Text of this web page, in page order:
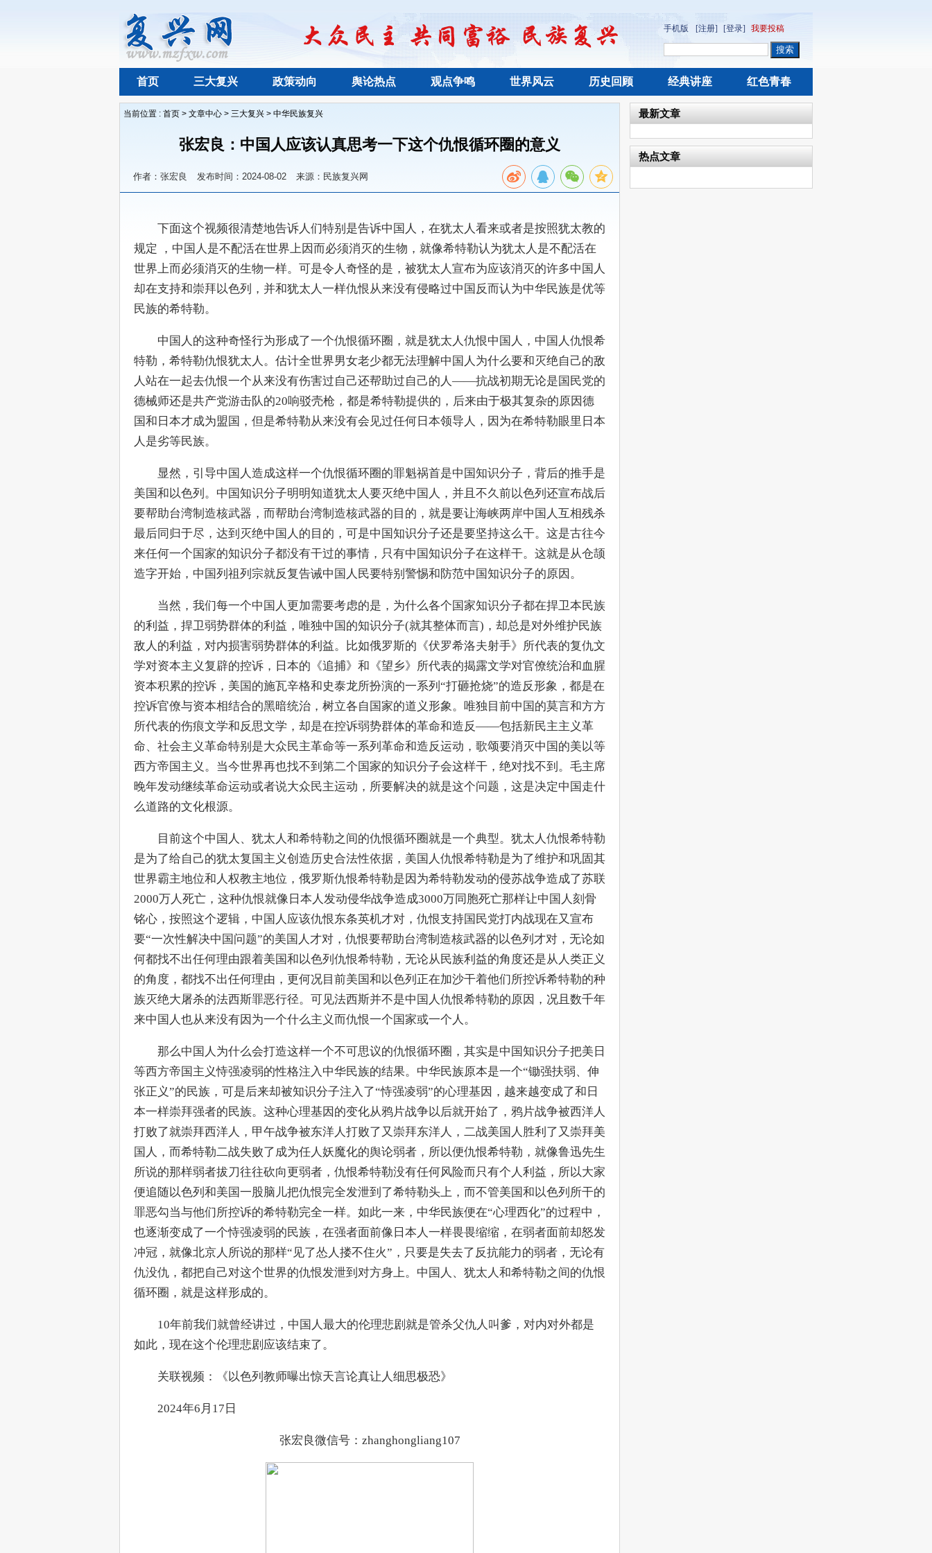
手机版 [注册] [登录] 我要投稿
首页 三大复兴 政策动向 舆论热点 观点争鸣 世界风云 历史回顾 经典讲座 红色青春
当前位置 : 首页 > 文章中心 > 三大复兴 > 中华民族复兴
张宏良：中国人应该认真思考一下这个仇恨循环圈的意义
作者：张宏良 发布时间：2024-08-02 来源：民族复兴网
下面这个视频很清楚地告诉人们特别是告诉中国人，在犹太人看来或者是按照犹太教的
规定 ，中国人是不配活在世界上因而必须消灭的生物，就像希特勒认为犹太人是不配活在
世界上而必须消灭的生物一样。可是令人奇怪的是，被犹太人宣布为应该消灭的许多中国人
却在支持和崇拜以色列，并和犹太人一样仇恨从来没有侵略过中国反而认为中华民族是优等
民族的希特勒。
中国人的这种奇怪行为形成了一个仇恨循环圈，就是犹太人仇恨中国人，中国人仇恨希
特勒，希特勒仇恨犹太人。估计全世界男女老少都无法理解中国人为什么要和灭绝自己的敌
人站在一起去仇恨一个从来没有伤害过自己还帮助过自己的人——抗战初期无论是国民党的
德械师还是共产党游击队的20响驳壳枪，都是希特勒提供的，后来由于极其复杂的原因德
国和日本才成为盟国，但是希特勒从来没有会见过任何日本领导人，因为在希特勒眼里日本
人是劣等民族。
显然，引导中国人造成这样一个仇恨循环圈的罪魁祸首是中国知识分子，背后的推手是
美国和以色列。中国知识分子明明知道犹太人要灭绝中国人，并且不久前以色列还宣布战后
要帮助台湾制造核武器，而帮助台湾制造核武器的目的，就是要让海峡两岸中国人互相残杀
最后同归于尽，达到灭绝中国人的目的，可是中国知识分子还是要坚持这么干。这是古往今
来任何一个国家的知识分子都没有干过的事情，只有中国知识分子在这样干。这就是从仓颉
造字开始，中国列祖列宗就反复告诫中国人民要特别警惕和防范中国知识分子的原因。
当然，我们每一个中国人更加需要考虑的是，为什么各个国家知识分子都在捍卫本民族
的利益，捍卫弱势群体的利益，唯独中国的知识分子(就其整体而言)，却总是对外维护民族
敌人的利益，对内损害弱势群体的利益。比如俄罗斯的《伏罗希洛夫射手》所代表的复仇文
学对资本主义复辟的控诉，日本的《追捕》和《望乡》所代表的揭露文学对官僚统治和血腥
资本积累的控诉，美国的施瓦辛格和史泰龙所扮演的一系列“打砸抢烧”的造反形象，都是在
控诉官僚与资本相结合的黑暗统治，树立各自国家的道义形象。唯独目前中国的莫言和方方
所代表的伤痕文学和反思文学，却是在控诉弱势群体的革命和造反——包括新民主主义革
命、社会主义革命特别是大众民主革命等一系列革命和造反运动，歌颂要消灭中国的美以等
西方帝国主义。当今世界再也找不到第二个国家的知识分子会这样干，绝对找不到。毛主席
晚年发动继续革命运动或者说大众民主运动，所要解决的就是这个问题，这是决定中国走什
么道路的文化根源。
目前这个中国人、犹太人和希特勒之间的仇恨循环圈就是一个典型。犹太人仇恨希特勒
是为了给自己的犹太复国主义创造历史合法性依据，美国人仇恨希特勒是为了维护和巩固其
世界霸主地位和人权教主地位，俄罗斯仇恨希特勒是因为希特勒发动的侵苏战争造成了苏联
2000万人死亡，这种仇恨就像日本人发动侵华战争造成3000万同胞死亡那样让中国人刻骨
铭心，按照这个逻辑，中国人应该仇恨东条英机才对，仇恨支持国民党打内战现在又宣布
要“一次性解决中国问题”的美国人才对，仇恨要帮助台湾制造核武器的以色列才对，无论如
何都找不出任何理由跟着美国和以色列仇恨希特勒，无论从民族利益的角度还是从人类正义
的角度，都找不出任何理由，更何况目前美国和以色列正在加沙干着他们所控诉希特勒的种
族灭绝大屠杀的法西斯罪恶行径。可见法西斯并不是中国人仇恨希特勒的原因，况且数千年
来中国人也从来没有因为一个什么主义而仇恨一个国家或一个人。
那么中国人为什么会打造这样一个不可思议的仇恨循环圈，其实是中国知识分子把美日
等西方帝国主义恃强凌弱的性格注入中华民族的结果。中华民族原本是一个“锄强扶弱、伸
张正义”的民族，可是后来却被知识分子注入了“恃强凌弱”的心理基因，越来越变成了和日
本一样崇拜强者的民族。这种心理基因的变化从鸦片战争以后就开始了，鸦片战争被西洋人
打败了就崇拜西洋人，甲午战争被东洋人打败了又崇拜东洋人，二战美国人胜利了又崇拜美
国人，而希特勒二战失败了成为任人妖魔化的舆论弱者，所以便仇恨希特勒，就像鲁迅先生
所说的那样弱者拔刀往往砍向更弱者，仇恨希特勒没有任何风险而只有个人利益，所以大家
便追随以色列和美国一股脑儿把仇恨完全发泄到了希特勒头上，而不管美国和以色列所干的
罪恶勾当与他们所控诉的希特勒完全一样。如此一来，中华民族便在“心理西化”的过程中，
也逐渐变成了一个恃强凌弱的民族，在强者面前像日本人一样畏畏缩缩，在弱者面前却怒发
冲冠，就像北京人所说的那样“见了怂人搂不住火”，只要是失去了反抗能力的弱者，无论有
仇没仇，都把自己对这个世界的仇恨发泄到对方身上。中国人、犹太人和希特勒之间的仇恨
循环圈，就是这样形成的。
10年前我们就曾经讲过，中国人最大的伦理悲剧就是管杀父仇人叫爹，对内对外都是
如此，现在这个伦理悲剧应该结束了。
关联视频：《以色列教师曝出惊天言论真让人细思极恐》
2024年6月17日
张宏良微信号：zhanghongliang107
最新文章
热点文章